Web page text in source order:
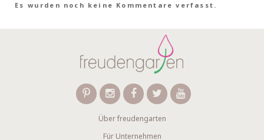
Es wurden noch keine Kommentare verfasst.
Über freudengarten
Für Unternehmen